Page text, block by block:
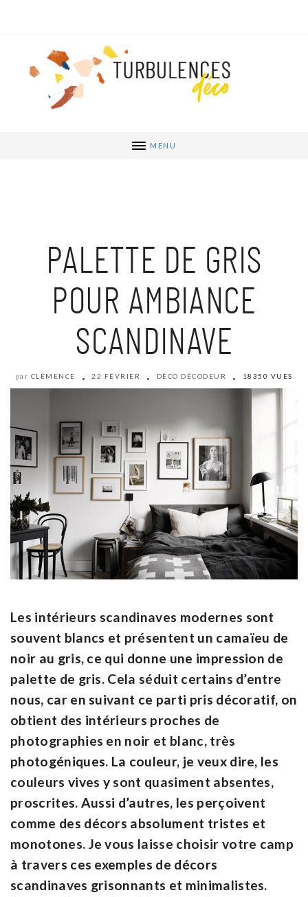
MENU
PALETTE DE GRIS
POUR AMBIANCE
SCANDINAVE
par CLÉMENCE 22 FÉVRIER DÉCO DÉCODEUR 18350 VUES
Les intérieurs scandinaves modernes sont
souvent blancs et présentent un camaïeu de
noir au gris, ce qui donne une impression de
palette de gris. Cela séduit certains d’entre
nous, car en suivant ce parti pris décoratif, on
obtient des intérieurs proches de
photographies en noir et blanc, très
photogéniques. La couleur, je veux dire, les
couleurs vives y sont quasiment absentes,
proscrites. Aussi d’autres, les perçoivent
comme des décors absolument tristes et
monotones. Je vous laisse choisir votre camp
à travers ces exemples de décors
scandinaves grisonnants et minimalistes.